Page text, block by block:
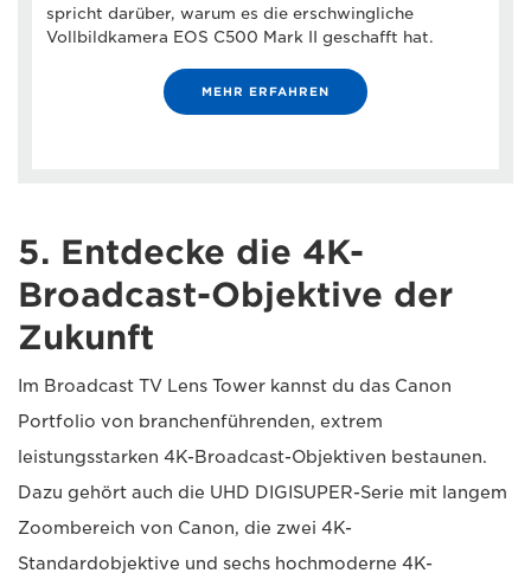
spricht darüber, warum es die erschwingliche
Vollbildkamera EOS C500 Mark II geschafft hat.
MEHR ERFAHREN
5. Entdecke die 4K-
Broadcast-Objektive der
Zukunft
Im Broadcast TV Lens Tower kannst du das Canon
Portfolio von branchenführenden, extrem
leistungsstarken 4K-Broadcast-Objektiven bestaunen.
Dazu gehört auch die UHD DIGISUPER-Serie mit langem
Zoombereich von Canon, die zwei 4K-
Standardobjektive und sechs hochmoderne 4K-